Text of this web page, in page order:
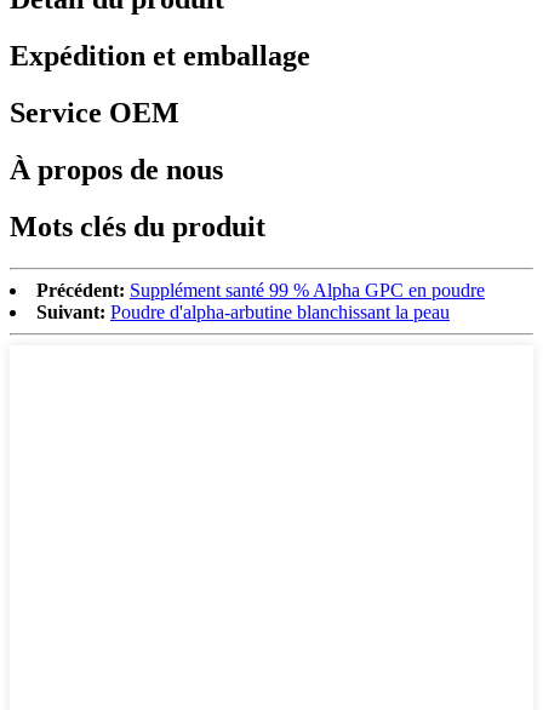
Expédition et emballage
Service OEM
À propos de nous
Mots clés du produit
Précédent: Supplément santé 99 % Alpha GPC en poudre
Suivant: Poudre d'alpha-arbutine blanchissant la peau